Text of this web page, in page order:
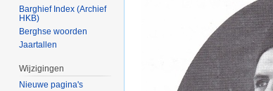
Barghief Index (Archief
HKB)
Berghse woorden
Jaartallen
Wijzigingen
Nieuwe pagina's